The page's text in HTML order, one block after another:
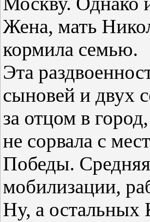
Жена, мать
кормила семью.
Эта
сыновей и двух
за отцом в
не сорвала с
Победы.
мобилизации,
Ну, а остальных